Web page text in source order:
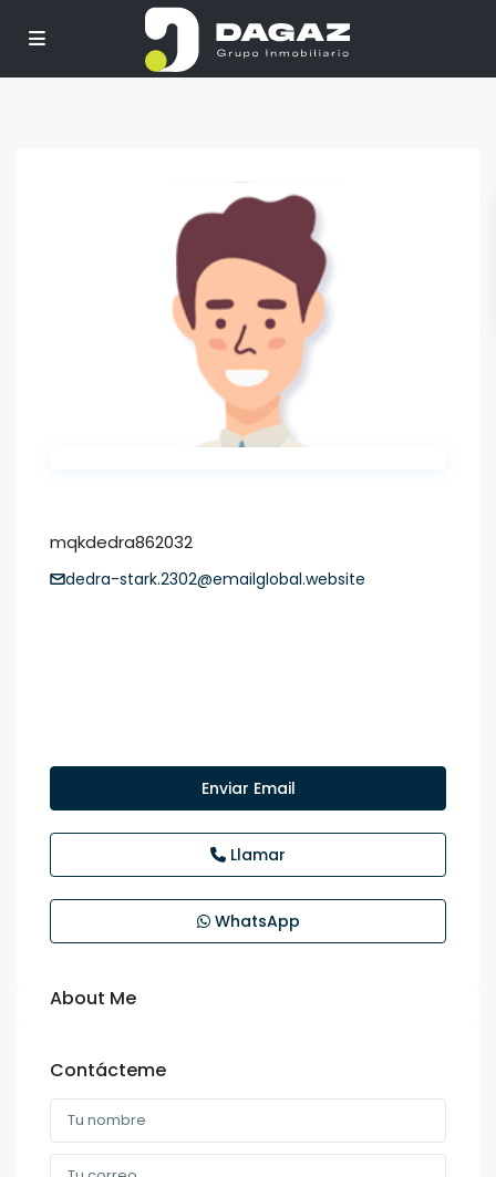
mqkdedra862032
dedra-stark.2302@emailglobal.website
Enviar Email
Llamar
WhatsApp
About Me
Contácteme